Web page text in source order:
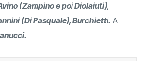
(Zampino e poi Diolaiuti),
(Di Pasquale), Burchietti. A